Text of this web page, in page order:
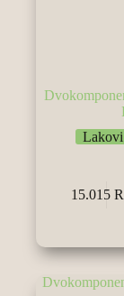
Lakovi
15.015